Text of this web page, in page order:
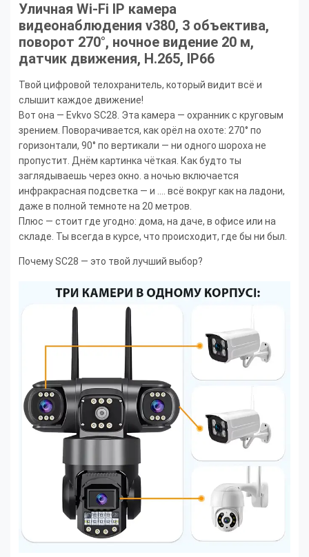
Уличная Wi-Fi IP камера
видеонаблюдения v380, 3 объектива,
поворот 270°, ночное видение 20 м,
датчик движения, H.265, IP66
Твой цифровой телохранитель, который видит всё и
слышит каждое движение!
Вот она — Evkvo SC28. Эта камера — охранник с круговым
зрением. Поворачивается, как орёл на охоте: 270° по
горизонтали, 90° по вертикали — ни одного шороха не
пропустит. Днём картинка чёткая. Как будто ты
заглядываешь через окно. а ночью включается
инфракрасная подсветка — и .... всё вокруг как на ладони,
даже в полной темноте на 20 метров.
Плюс — стоит где угодно: дома, на даче, в офисе или на
складе. Ты всегда в курсе, что происходит, где бы ни был.
Почему SC28 — это твой лучший выбор?